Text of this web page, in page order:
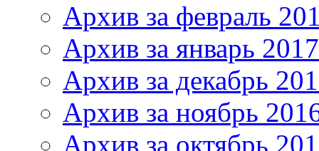
Архив за февраль
Архив за январь 2017
Архив за декабрь
Архив за ноябрь
Архив за октябрь